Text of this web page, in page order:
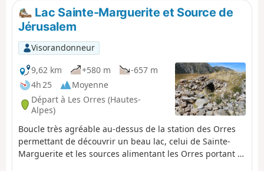
Lac Sainte-Marguerite et Source de
Jérusalem
Visorandonneur
9,62 km
+580 m
-657 m
4h 25
Moyenne
Départ à Les Orres (Hautes-
Alpes)
Boucle très agréable au-dessus de la station des Orres
permettant de découvrir un beau lac, celui de Sainte-
Marguerite et les sources alimentant les Orres portant le